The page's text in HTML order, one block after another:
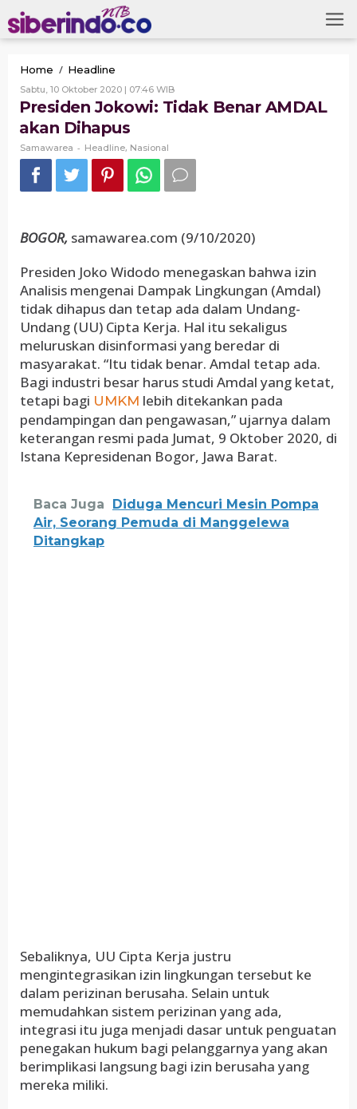
to
content
Home / Headline
Jokowi:
Tidak
Benar
AMDAL
Dihapus
Sabtu, 10 Oktober 2020 | 07:46 WIBOleh
Samawarea
Presiden Jokowi: Tidak Benar AMDAL
akan Dihapus
Samawarea - Headline, Nasional
BOGOR, samawarea.com (9/10/2020)
Presiden Joko Widodo menegaskan bahwa izin
Analisis mengenai Dampak Lingkungan (Amdal)
tidak dihapus dan tetap ada dalam Undang-
Undang (UU) Cipta Kerja. Hal itu sekaligus
meluruskan disinformasi yang beredar di
masyarakat. “Itu tidak benar. Amdal tetap ada.
Bagi industri besar harus studi Amdal yang ketat,
tetapi bagi UMKM lebih ditekankan pada
pendampingan dan pengawasan,” ujarnya dalam
keterangan resmi pada Jumat, 9 Oktober 2020, di
Istana Kepresidenan Bogor, Jawa Barat.
Baca Juga
Diduga Mencuri Mesin Pompa
Air, Seorang Pemuda di Manggelewa
Ditangkap
Sebaliknya, UU Cipta Kerja justru
mengintegrasikan izin lingkungan tersebut ke
dalam perizinan berusaha. Selain untuk
memudahkan sistem perizinan yang ada,
integrasi itu juga menjadi dasar untuk penguatan
penegakan hukum bagi pelanggarnya yang akan
berimplikasi langsung bagi izin berusaha yang
mereka miliki.